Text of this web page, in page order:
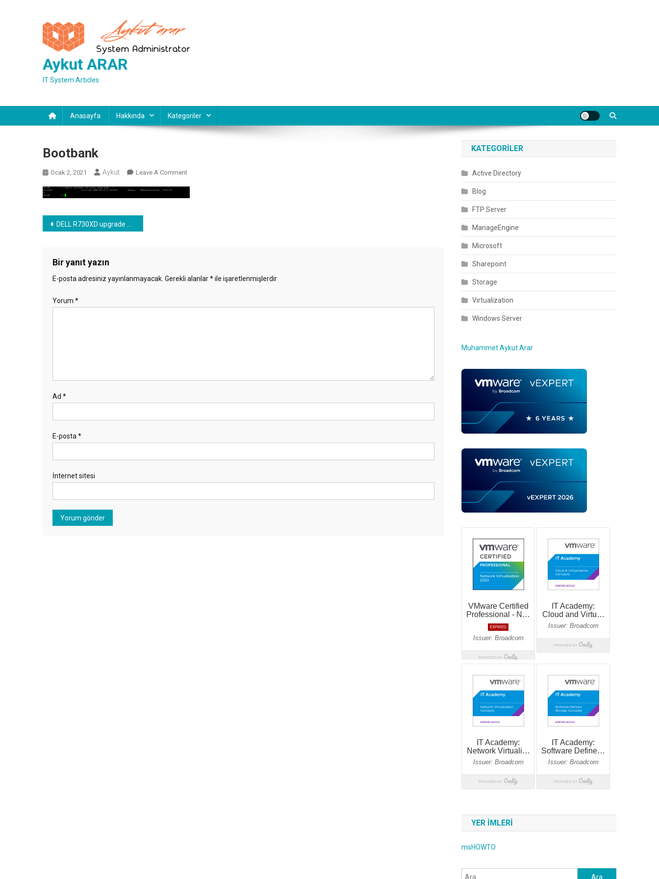
Aykut ARAR
IT System Articles
Anasayfa Hakkında Kategoriler
Bootbank
Ocak 2, 2021 Aykut Leave A CommentOn
Yazı
DELL R730XD upgrade ESXi 6.7 to 7.0 missing vib error Qlogic bootbank qlge
Bir yanıt yazın
E-posta adresiniz yayınlanmayacak. Gerekli alanlar*ile işaretlenmişlerdir
Yorum *
Ad *
E-posta*
İnternet sitesi
KATEGORILER
Active Directory
Blog
FTP Server
ManageEngine
Microsoft
Sharepoint
Storage
Virtualization
Windows Server
Muhammet Aykut Arar
YER IMLERI
msHOWTO
Arama: